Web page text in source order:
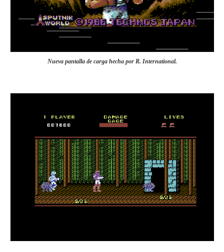
Nueva pantalla de carga hecha por R. International.